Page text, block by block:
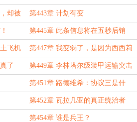
却被 第443章 计划有变
第445章 此条信息将在五秒后销
毁......
飞机 第447章 我变弱了，是因为西西莉
娅吗？
了 第449章 李林塔尔级装甲运输突击
飞艇
第451章 路德维希：协议三是什
么？
第452章 瓦拉几亚的真正统治者
第454章 谁是兵王？